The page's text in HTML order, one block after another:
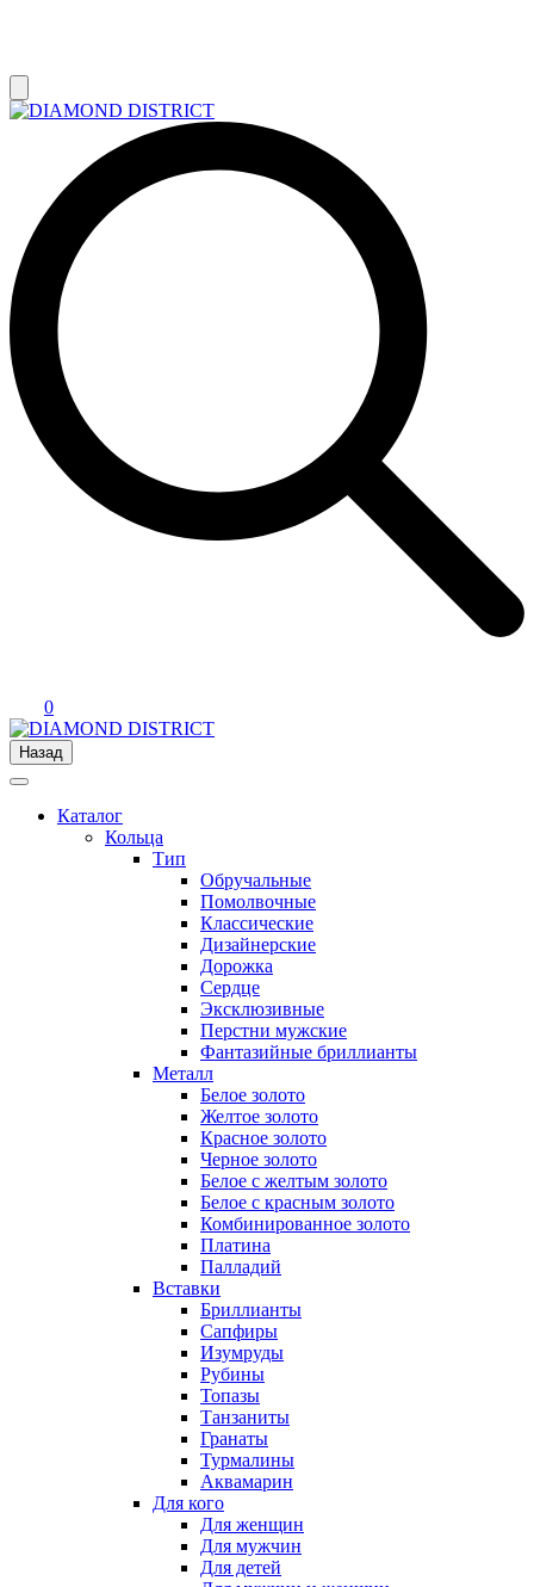
0
Назад
Каталог
Кольца
Тип
Обручальные
Помолвочные
Классические
Дизайнерские
Дорожка
Сердце
Эксклюзивные
Перстни мужские
Фантазийные бриллианты
Металл
Белое золото
Желтое золото
Красное золото
Черное золото
Белое с желтым золото
Белое с красным золото
Комбинированное золото
Платина
Палладий
Вставки
Бриллианты
Сапфиры
Изумруды
Рубины
Топазы
Танзаниты
Гранаты
Турмалины
Аквамарин
Для кого
Для женщин
Для мужчин
Для детей